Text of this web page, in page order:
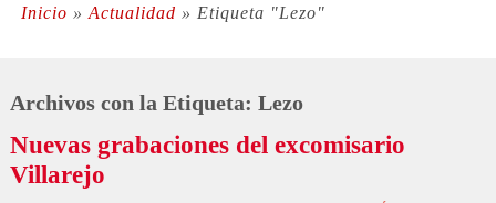
Inicio » Actualidad » Etiqueta "Lezo"
Archivos con la Etiqueta: Lezo
Nuevas grabaciones del excomisario
Villarejo